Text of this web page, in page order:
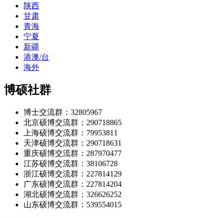
陕西
甘肃
青海
宁夏
新疆
港澳/台
海外
博硕社群
博士交流群：32805967
北京硕博交流群：290718865
上海硕博交流群：79953811
天津硕博交流群：290718631
重庆硕博交流群：287970477
江苏硕博交流群：38106728
浙江硕博交流群：227814129
广东硕博交流群：227814204
湖北硕博交流群：326626252
山东硕博交流群：539554015